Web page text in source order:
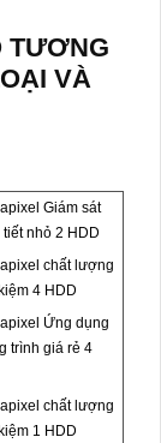
TƯƠNG
VÀ
Giám sát
nhỏ 2 HDD
chất lượng
4 HDD
Ứng dụng
trình giá rẻ 4
chất lượng
1 HDD